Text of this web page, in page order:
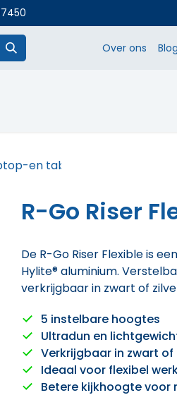
Over ons
en tablethouders
R-Go Riser
De R-Go Riser Flexible is
Hylite® aluminium.
verkrijgbaar in zwart of
5 instelbare hoogtes
Ultradun en
Verkrijgbaar in zwart of
Ideaal voor flexibel
Betere kijkhoogte voor